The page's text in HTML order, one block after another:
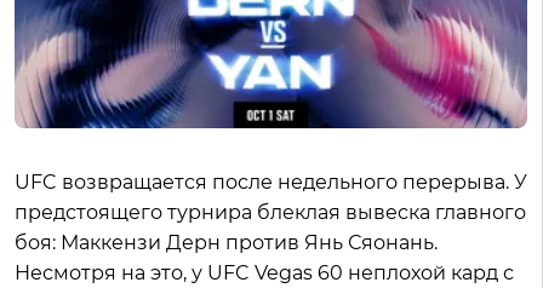
UFC возвращается после недельного перерыва. У
предстоящего турнира блеклая вывеска главного
боя: Маккензи Дерн против Янь Сяонань.
Несмотря на это, у UFC Vegas 60 неплохой кард с